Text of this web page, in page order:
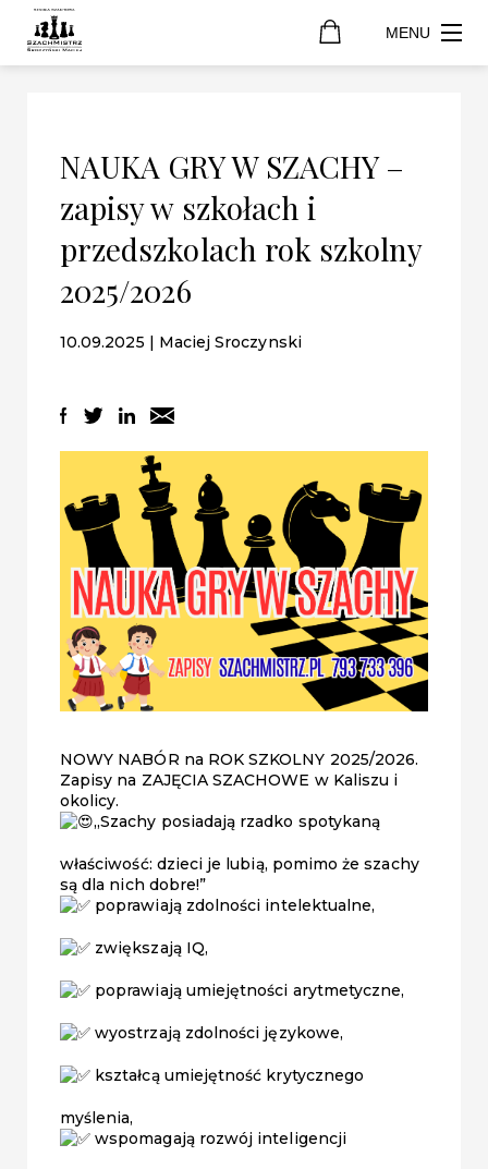
MENU
NAUKA GRY W SZACHY –
zapisy w szkołach i
przedszkolach rok szkolny
2025/2026
10.09.2025 | Maciej Sroczynski
NOWY NABÓR na ROK SZKOLNY 2025/2026.
Zapisy na ZAJĘCIA SZACHOWE w Kaliszu i
okolicy.
„Szachy posiadają rzadko spotykaną
właściwość: dzieci je lubią, pomimo że szachy
są dla nich dobre!”
poprawiają zdolności intelektualne,
zwiększają IQ,
poprawiają umiejętności arytmetyczne,
wyostrzają zdolności językowe,
kształcą umiejętność krytycznego
myślenia,
wspomagają rozwój inteligencji